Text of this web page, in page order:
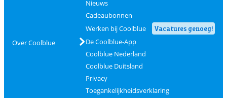
Over Coolblue
Nieuws
Cadeaubonnen
Werken bij Coolblue
Vacatures genoeg!
De Coolblue-App
Coolblue Nederland
Coolblue Duitsland
Privacy
Toegankelijkheidsverklaring